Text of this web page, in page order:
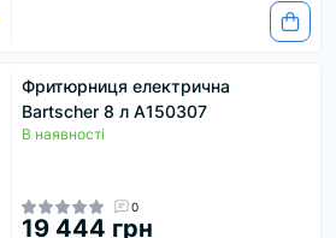
Фритюрниця електрична
Bartscher 8 л A150307
В наявності
0
19 444 грн